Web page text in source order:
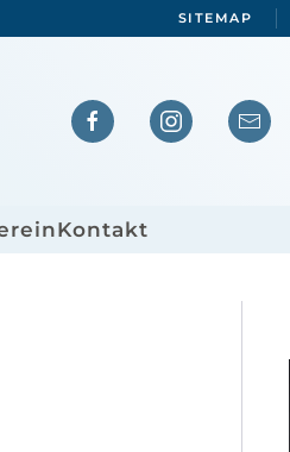
SITEMAP
Kontakt